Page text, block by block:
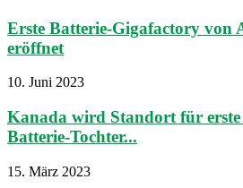
Erste Batterie-Gigafactory von
eröffnet
10. Juni 2023
Kanada wird Standort für
Batterie-Tochter...
15. März 2023